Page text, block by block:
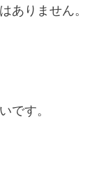
ありません。
です。